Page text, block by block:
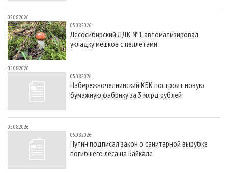
05.08.2026
05.08.2026
Лесосибирский ЛДК №1 автоматизировал
укладку мешков с пеллетами
05.08.2026
05.08.2026
Набережночелнинский КБК построит новую
бумажную фабрику за 3 млрд рублей
05.08.2026
05.08.2026
Путин подписал закон о санитарной вырубке
погибшего леса на Байкале